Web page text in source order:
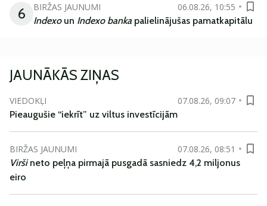
6 BIRŽAS JAUNUMI
06.08.26, 10:55
Indexoun Indexo banka palielinājušas pamatkapitālu
JAUNĀKĀS ZIŅAS
VIEDOKĻI
07.08.26, 09:07
Pieaugušie “iekrīt” uz viltus investīcijām
BIRŽAS JAUNUMI
07.08.26, 08:51
Viršineto peļņa pirmajā pusgadā sasniedz 4,2 miljonus
eiro